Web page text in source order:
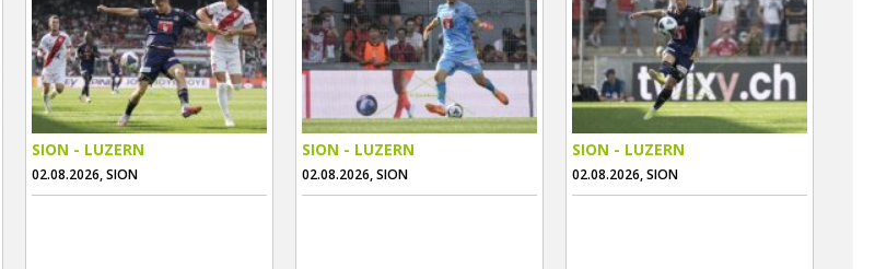
SION - LUZERN
02.08.2026, SION
SION - LUZERN
02.08.2026, SION
SION - LUZERN
02.08.2026, SION